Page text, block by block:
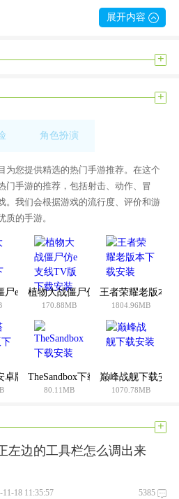
没有错的，本创的小道剧情给您
的，全新的摸索弄法很是没有
多的，各类壮大的兵器需求您更
常的刺激的，让您可以或许取其他
种形式是分歧的，分歧形式之间
展开内容
+
+
角色扮演
为您提供精选的热门手游推荐。在这个
门手游的推荐，包括射击、动作、冒
。我们会根据游戏的流行度、评价和游
的手游。
装
尸eclise版下载安装
植物大战僵尸仿e支线TV版下载安
170.88MB
王者荣耀老版本
1804.96MB
卓版下载安装
TheSandbox下载安装
80.11MB
巅峰战舰下载安装
1070.78MB
+
左边的工具栏怎么调出来
11-18 11:35:57 5385